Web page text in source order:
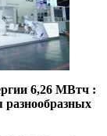
6,26 МВтч :
разнообразных